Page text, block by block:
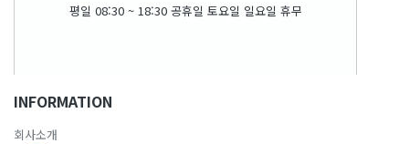
평일 08:30 ~ 18:30 공휴일 토요일 일요일 휴무
INFORMATION
회사소개